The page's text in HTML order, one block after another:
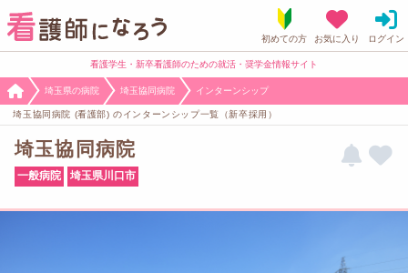
看護学生・新卒看護師のための就活・奨学金情報サイト
埼玉県の病院 埼玉協同病院 インターンシップ
埼玉協同病院 (看護部) のインターンシップ一覧（新卒採用）
埼玉協同病院
一般病院 埼玉県川口市